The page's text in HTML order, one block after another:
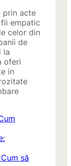
prin acte
empatic
celor din
de
la
oferi
in
să